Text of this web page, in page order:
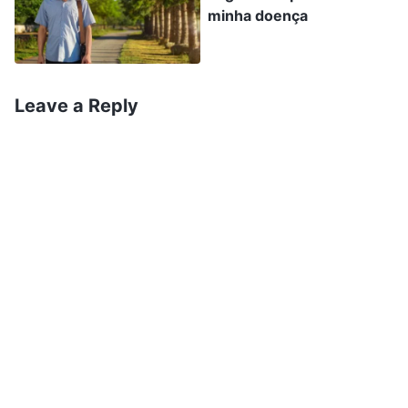
torpor, as palavras de Deus apareceram na
minha mente: “Acredite que Deus é
comunhão de Deus)
minha doença
Leave a Reply